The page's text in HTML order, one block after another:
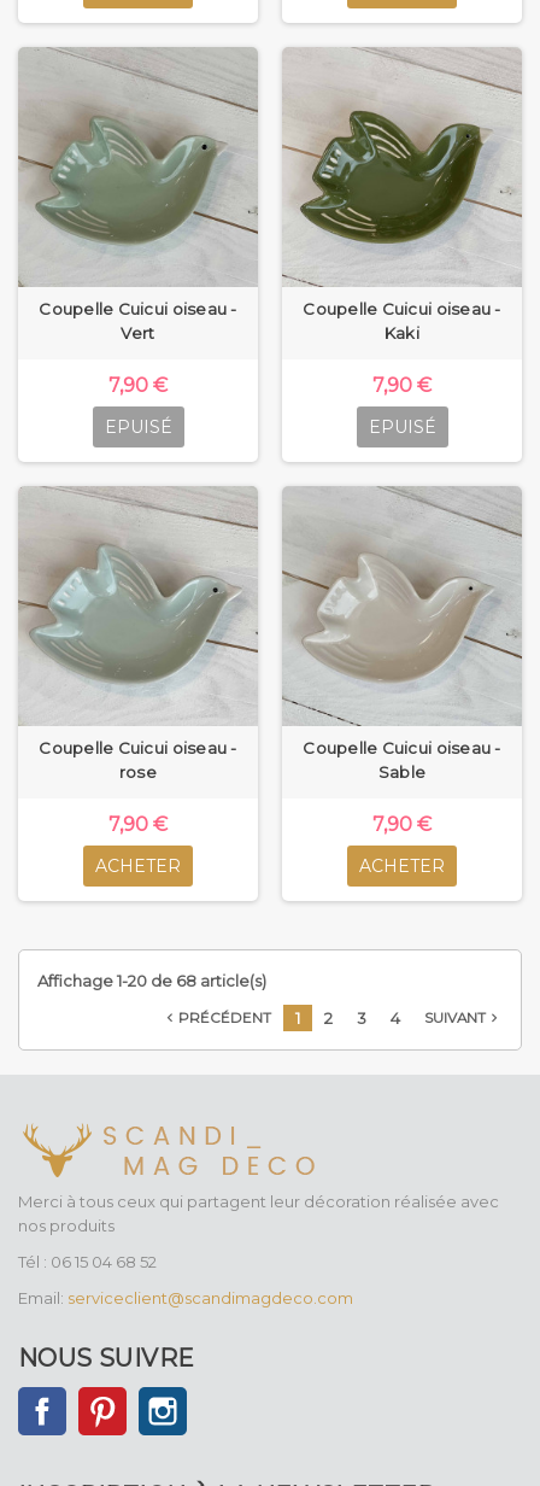
Coupelle Cuicui oiseau -
Vert
7,90 €
EPUISÉ
Coupelle Cuicui oiseau -
Kaki
7,90 €
EPUISÉ
Coupelle Cuicui oiseau -
rose
7,90 €
ACHETER
Coupelle Cuicui oiseau -
Sable
7,90 €
ACHETER
Affichage 1-20 de 68 article(s)
 PRÉCÉDENT 1 2 3 4 SUIVANT
Merci à tous ceux qui partagent leur décoration réalisée avec
nos produits
Tél : 06 15 04 68 52
Email: serviceclient@scandimagdeco.com
NOUS SUIVRE
FacebookPinterest